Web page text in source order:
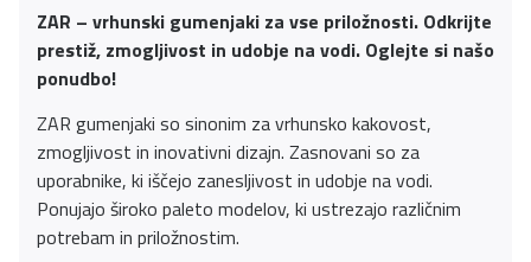
ZAR – vrhunski gumenjaki za vse priložnosti. Odkrijte
prestiž, zmogljivost in udobje na vodi. Oglejte si našo
ponudbo!
ZAR gumenjaki so sinonim za vrhunsko kakovost,
zmogljivost in inovativni dizajn. Zasnovani so za
uporabnike, ki iščejo zanesljivost in udobje na vodi.
Ponujajo široko paleto modelov, ki ustrezajo različnim
potrebam in priložnostim.